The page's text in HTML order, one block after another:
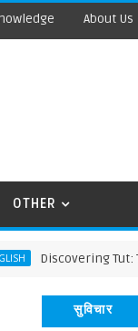
About Us
OTHER
Tut: The
सुविचार